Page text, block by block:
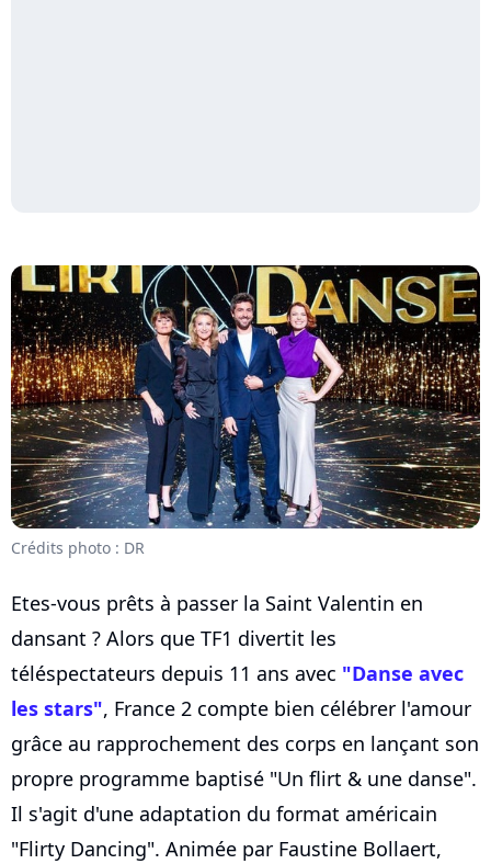
Crédits photo : DR
Etes-vous prêts à passer la Saint Valentin en
dansant ? Alors que TF1 divertit les
téléspectateurs depuis 11 ans avec "Danse avec
les stars", France 2 compte bien célébrer l'amour
grâce au rapprochement des corps en lançant son
propre programme baptisé "Un flirt & une danse".
Il s'agit d'une adaptation du format américain
"Flirty Dancing". Animée par Faustine Bollaert,